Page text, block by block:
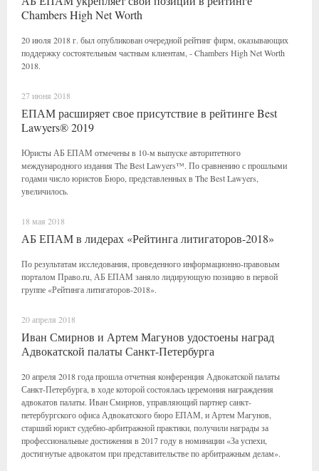
Chambers High Net Worth
20 июля 2018 г. был опубликован очередной рейтинг фирм, оказывающих
поддержку состоятельным частным клиентам, - Chambers High Net Worth
2018.
27 июня 2018
ЕПАМ расширяет свое присутствие в рейтинге Best
Lawyers® 2019
Юристы АБ ЕПАМ отмечены в 10-м выпуске авторитетного
международного издания The Best Lawyers™. По сравнению с прошлыми
годами число юристов Бюро, представленных в The Best Lawyers,
увеличилось.
18 мая 2018
АБ ЕПАМ в лидерах «Рейтинга литигаторов-2018»
По результатам исследования, проведенного информационно-правовым
порталом Право.ru, АБ ЕПАМ заняло лидирующую позицию в первой
группе «Рейтинга литигаторов-2018».
20 апреля 2018
Иван Смирнов и Артем Магунов удостоены наград
Адвокатской палаты Санкт-Петербурга
20 апреля 2018 года прошла отчетная конференция Адвокатской палаты
Санкт-Петербурга, в ходе которой состоялась церемония награждения
адвокатов палаты. Иван Смирнов, управляющий партнер санкт-
петербургского офиса Адвокатского бюро ЕПАМ, и Артем Магунов,
старший юрист судебно-арбитражной практики, получили награды за
профессиональные достижения в 2017 году в номинации «За успехи,
достигнутые адвокатом при представительстве по арбитражным делам».